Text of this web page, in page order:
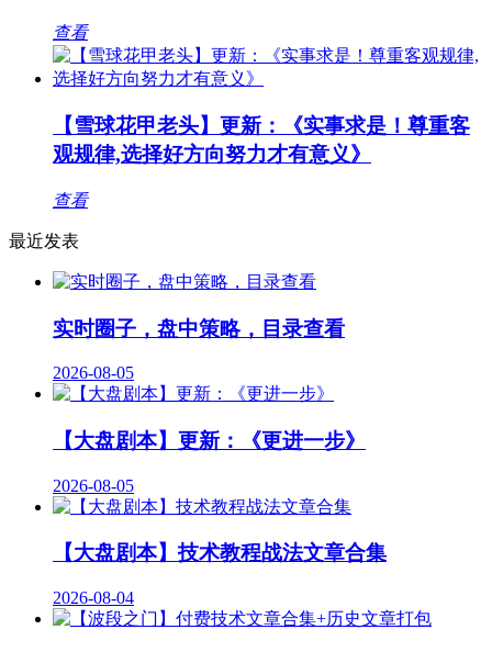
查看
【雪球花甲老头】更新：《实事求是！尊重客
观规律,选择好方向努力才有意义》
查看
最近发表
实时圈子，盘中策略，目录查看
2026-08-05
【大盘剧本】更新：《更进一步》
2026-08-05
【大盘剧本】技术教程战法文章合集
2026-08-04